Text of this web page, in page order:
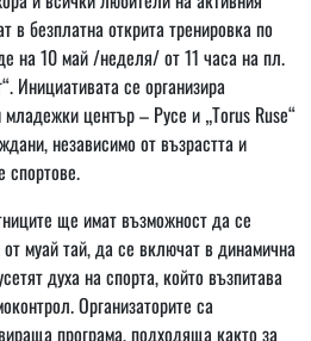
в безплатна открита тренировка по
на 10 май /неделя/ от 11 часа на пл.
Инициативата се организира
център – Русе и „Torus Ruse“
независимо от възрастта и
спортове.
ще имат възможност да се
муай тай, да се включат в динамична
духа на спорта, който възпитава
Организаторите са
програма, подходяща както за